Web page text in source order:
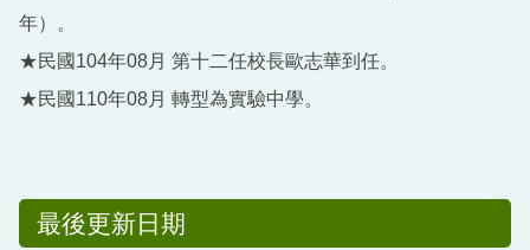
年）。
★民國104年08月 第十二任校長歐志華到任。
★民國110年08月 轉型為實驗中學。
最後更新日期